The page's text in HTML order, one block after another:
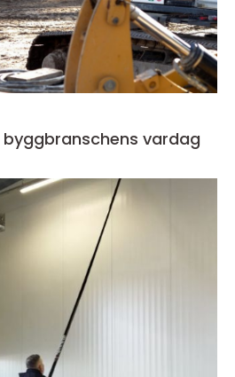
vardag